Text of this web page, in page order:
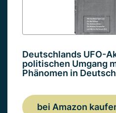
Deutschlands UFO-
politischen Umgang
Phänomen in
bei Amazon